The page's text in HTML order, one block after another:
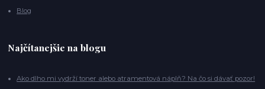
Blog
Najčítanejšie na blogu
Ako dlho mi vydrží toner alebo atramentová náplň? Na čo si dávať pozor!